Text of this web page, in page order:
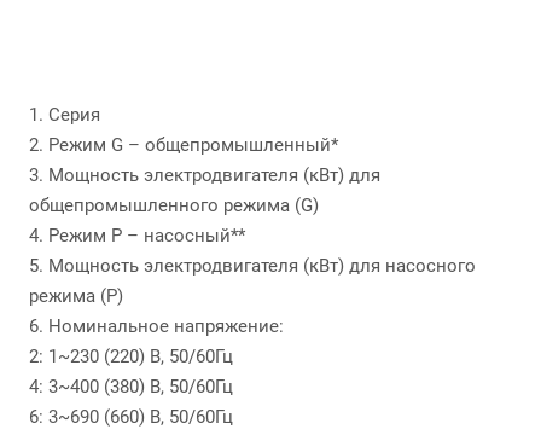
1. Серия
2. Режим G – общепромышленный*
3. Мощность электродвигателя (кВт) для
общепромышленного режима (G)
4. Режим P – насосный**
5. Мощность электродвигателя (кВт) для насосного
режима (P)
6. Номинальное напряжение:
2: 1~230 (220) В, 50/60Гц
4: 3~400 (380) В, 50/60Гц
6: 3~690 (660) В, 50/60Гц